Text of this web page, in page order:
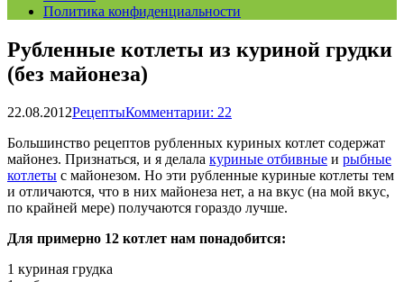
Политика конфиденциальности
Рубленные котлеты из куриной грудки
(без майонеза)
22.08.2012РецептыКомментарии: 22
Большинство рецептов рубленных куриных котлет содержат
майонез. Признаться, и я делала куриные отбивные и рыбные
котлеты с майонезом. Но эти рубленные куриные котлеты тем
и отличаются, что в них майонеза нет, а на вкус (на мой вкус,
по крайней мере) получаются гораздо лучше.
Для примерно 12 котлет нам понадобится:
1 куриная грудка